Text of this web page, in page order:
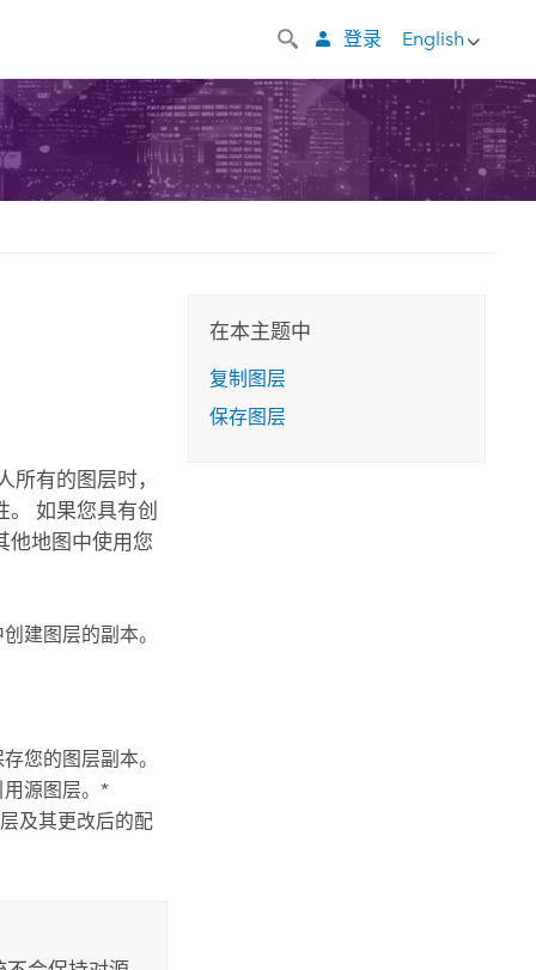
English
登录
有的图层时，
如果您具有创
他地图中使用您
建图层的副本。
您的图层副本。
源图层。*
及其更改后的配
在本主题中
复制图层
保存图层